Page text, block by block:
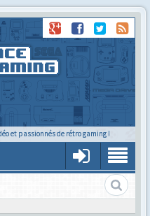
et passionnés de rétro gaming !